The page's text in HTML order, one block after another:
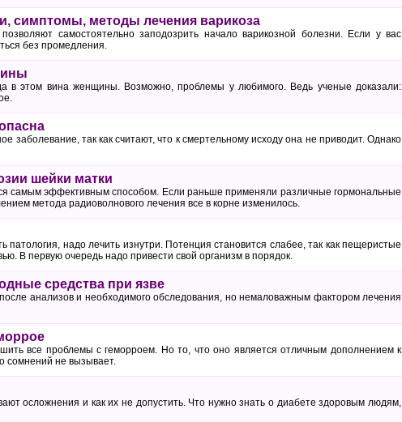
симптомы, методы лечения варикоза
самостоятельно заподозрить начало варикозной болезни. Если у вас
без промедления.
в этом вина женщины. Возможно, проблемы у любимого. Ведь ученые доказали:
заболевание, так как считают, что к смертельному исходу она не приводит. Однако
шейки матки
самым эффективным способом. Если раньше применяли различные гормональные
метода радиоволнового лечения все в корне изменилось.
патология, надо лечить изнутри. Потенция становится слабее, так как пещеристые
В первую очередь надо привести свой организм в порядок.
средства при язве
анализов и необходимого обследования, но немаловажным фактором лечения
все проблемы с геморроем. Но то, что оно является отличным дополнением к
сомнений не вызывает.
осложнения и как их не допустить. Что нужно знать о диабете здоровым людям,